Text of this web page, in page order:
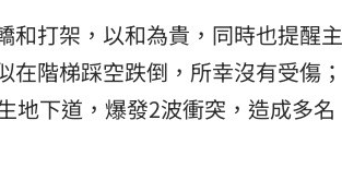
和打架，以和為貴，同時也提醒主
階梯踩空跌倒，所幸沒有受傷；
地下道，爆發2波衝突，造成多名